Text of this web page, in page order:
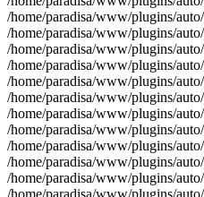
/home/paradisa/www/plugins/
/home/paradisa/www/plugins/
/home/paradisa/www/plugins/
/home/paradisa/www/plugins/
/home/paradisa/www/plugins/
/home/paradisa/www/plugins/
/home/paradisa/www/plugins/
/home/paradisa/www/plugins/
/home/paradisa/www/plugins/
/home/paradisa/www/plugins/
/home/paradisa/www/plugins/